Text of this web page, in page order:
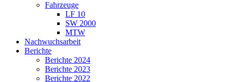
Fahrzeuge
LF 10
SW 2000
MTW
Nachwuchsarbeit
Berichte
Berichte 2024
Berichte 2023
Berichte 2022